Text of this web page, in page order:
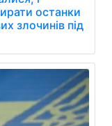
останки
злочинів під